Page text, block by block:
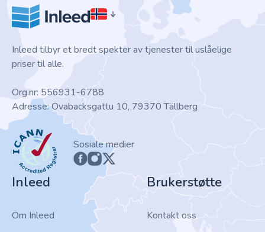
Inleed tilbyr et bredt spekter av tjenester til uslåelige
priser til alle.
Org.nr: 556931-6788
Adresse: Ovabacksgattu 10, 79370 Tällberg
ICANN
Sosiale medier
Inleed
Om Inleed
Brukerstøtte
Kontakt oss